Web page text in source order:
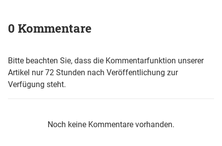
0 Kommentare
Bitte beachten Sie, dass die Kommentarfunktion unserer
Artikel nur 72 Stunden nach Veröffentlichung zur
Verfügung steht.
Noch keine Kommentare vorhanden.